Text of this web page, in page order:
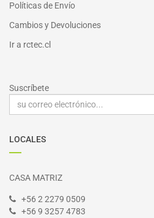
Políticas de Envío
Cambios y Devoluciones
Ir a rctec.cl
Suscríbete
LOCALES
CASA MATRIZ
+56 2 2279 0509
+56 9 3257 4783